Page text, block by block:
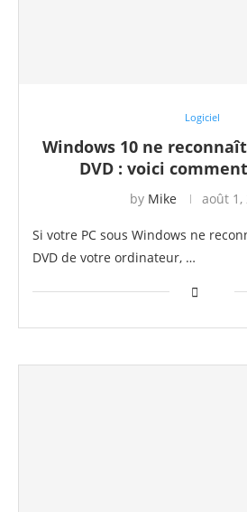
Logiciel
Windows 10 ne
DVD : voici
by Mike août 1,
Si votre PC sous Windows ne
DVD de votre ordinateur, …